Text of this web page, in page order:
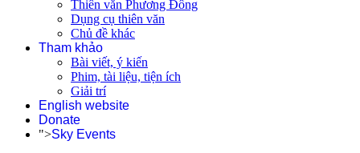
Thiên văn Phương Đông
Dụng cụ thiên văn
Chủ đề khác
Tham khảo
Bài viết, ý kiến
Phim, tài liệu, tiện ích
Giải trí
English website
Donate
">Sky Events